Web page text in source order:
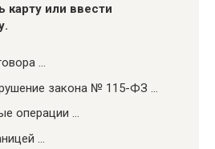
карту или ввести
…
закона № 115-ФЗ …
операции …
…